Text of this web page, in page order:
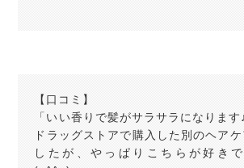
【口コミ】
「いい香りで髪がサラサラになります
ドラッグストアで購入した別のヘア
したが、やっぱりこちらが好き